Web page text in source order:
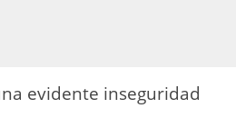
evidente inseguridad